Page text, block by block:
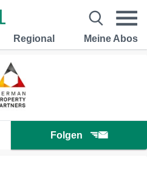
Regional Meine Abos
Folgen